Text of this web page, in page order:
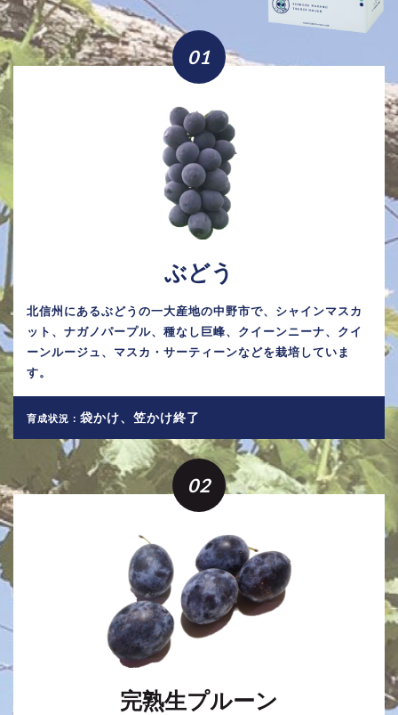
01
ぶどう
北信州にあるぶどうの一大産地の中野市で、シャインマスカ
ット、ナガノパープル、種なし巨峰、クイーンニーナ、クイ
ーンルージュ、マスカ・サーティーンなどを栽培していま
す。
育成状況： 袋かけ、笠かけ終了
02
完熟生プルーン